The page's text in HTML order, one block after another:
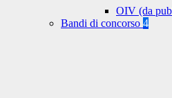
OIV (da
Bandi di concorso 4